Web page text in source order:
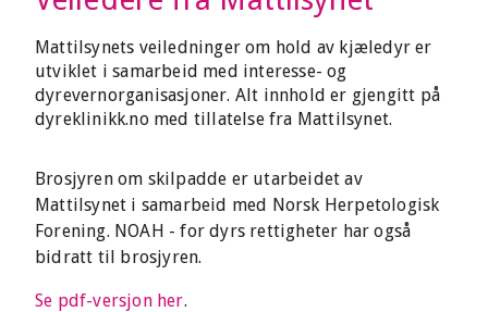
Mattilsynets veiledninger om hold av kjæledyr er
utviklet i samarbeid med interesse- og
dyrevernorganisasjoner. Alt innhold er gjengitt på
dyreklinikk.no med tillatelse fra Mattilsynet.
Brosjyren om skilpadde er utarbeidet av
Mattilsynet i samarbeid med Norsk Herpetologisk
Forening. NOAH - for dyrs rettigheter har også
bidratt til brosjyren.
Se pdf-versjon her.